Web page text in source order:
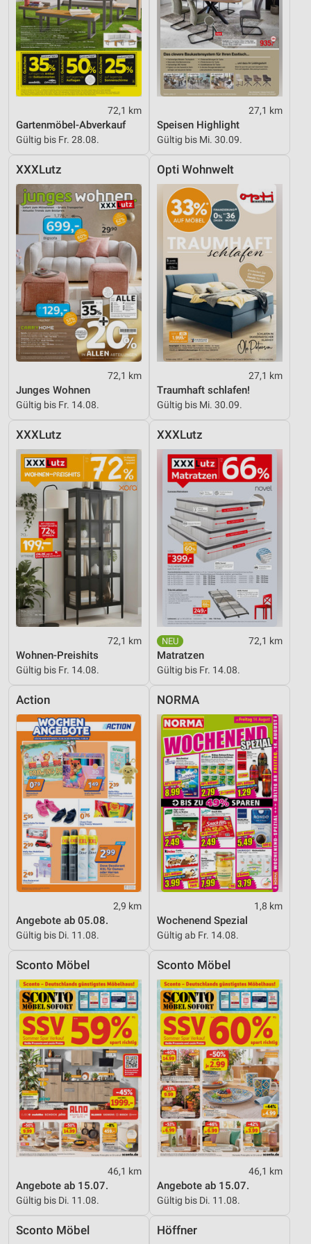
72,1 km
Gartenmöbel-Abverkauf
Gültig bis Fr. 28.08.
27,1 km
Speisen Highlight
Gültig bis Mi. 30.09.
XXXLutz
72,1 km
Junges Wohnen
Gültig bis Fr. 14.08.
Opti Wohnwelt
27,1 km
Traumhaft schlafen!
Gültig bis Mi. 30.09.
XXXLutz
72,1 km
Wohnen-Preishits
Gültig bis Fr. 14.08.
XXXLutz
72,1 km
Matratzen
Gültig bis Fr. 14.08.
Action
2,9 km
Angebote ab 05.08.
Gültig bis Di. 11.08.
NORMA
1,8 km
Wochenend Spezial
Gültig ab Fr. 14.08.
Sconto Möbel
46,1 km
Angebote ab 15.07.
Gültig bis Di. 11.08.
Sconto Möbel
46,1 km
Angebote ab 15.07.
Gültig bis Di. 11.08.
Sconto Möbel Höffner
Inhalten
IAB-Besonderheiten:
Verwendung genauer Standortdaten
Geräte anhand von aktiv angeforderten
Informationen identifizieren
Nicht-IAB-Verarbeitungszwecke:
Notwendig
Funktional
Werbung